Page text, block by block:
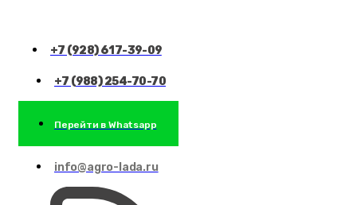
+7 (928) 617-39-09
+7 (988) 254-70-70
Перейти в Whatsapp
info@agro-lada.ru